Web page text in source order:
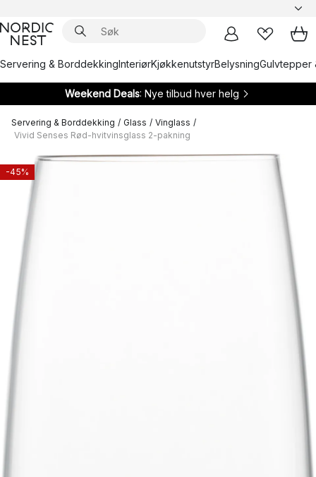
Servering & BorddekkingInteriørKjøkkenutstyrBelysningGulvtepper
Weekend Deals: Nye tilbud hver helg
Servering & Borddekking / Glass / Vinglass /
Vivid Senses Rød-hvitvinsglass 2-pakning
-45%